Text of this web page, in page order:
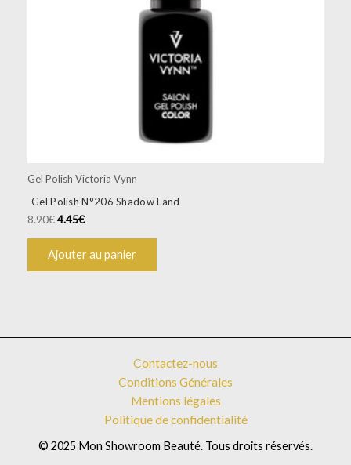
Gel Polish Victoria Vynn
Gel Polish N°206 Shadow Land
8.90€4.45€
Ajouter au panier
Contactez-nous
Conditions Générales
Mentions légales
Politique de confidentialité
© 2025 Mon Showroom Beauté. Tous droits réservés.